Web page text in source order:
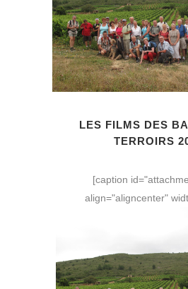
LES FILMS DES
TERROIRS
[caption
align="aligncenter"